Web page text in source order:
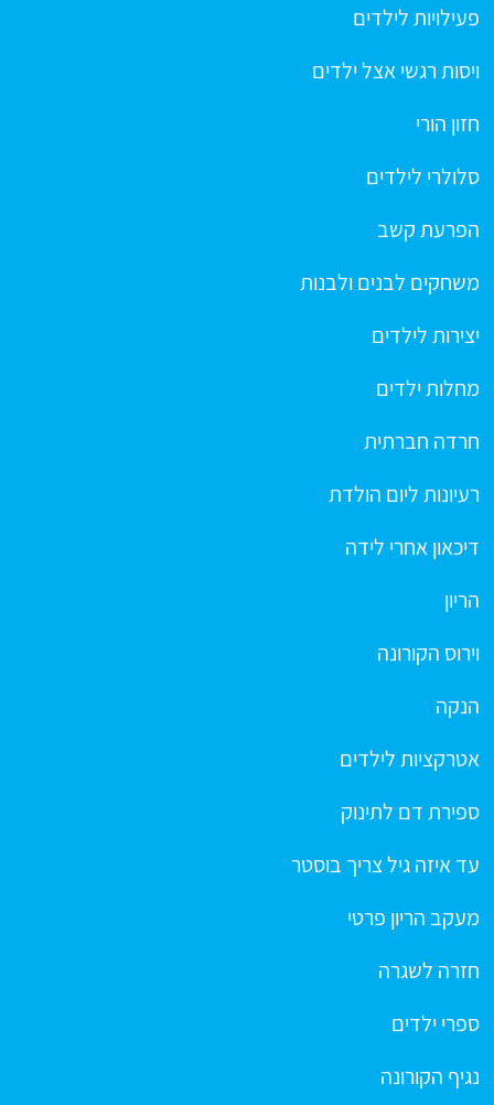
פעילויות לילדים
ויסות רגשי אצל ילדים
חזון הורי
סלולרי לילדים
הפרעת קשב
משחקים לבנים ולבנות
יצירות לילדים
מחלות ילדים
חרדה חברתית
רעיונות ליום הולדת
דיכאון אחרי לידה
הריון
וירוס הקורונה
הנקה
אטרקציות לילדים
ספירת דם לתינוק
עד איזה גיל צריך בוסטר
מעקב הריון פרטי
חזרה לשגרה
ספרי ילדים
נגיף הקורונה